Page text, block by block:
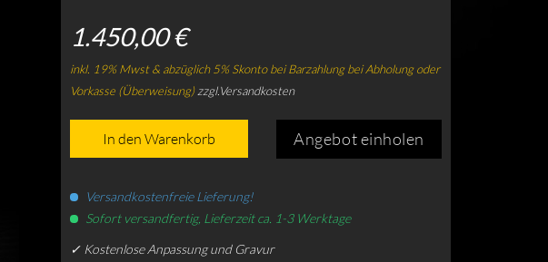
1.450,00 €
inkl. 19% Mwst & abzüglich 5% Skonto bei Barzahlung bei Abholung oder
Vorkasse (Überweisung)zzgl.Versandkosten
Angebot einholen
In den Warenkorb
Versandkostenfreie Lieferung!
Sofort versandfertig, Lieferzeit ca. 1-3 Werktage
✓ Kostenlose Anpassung und Gravur